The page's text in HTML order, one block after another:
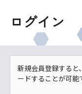
ログイン
新規会員登録すると
ードすることが可能